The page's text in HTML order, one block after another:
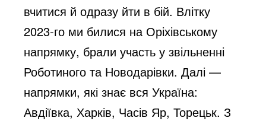
вчитися й одразу йти в бій. Влітку
2023-го ми билися на Оріхівському
напрямку, брали участь у звільненні
Роботиного та Новодарівки. Далі —
напрямки, які знає вся Україна:
Авдіївка, Харків, Часів Яр, Торецьк. З